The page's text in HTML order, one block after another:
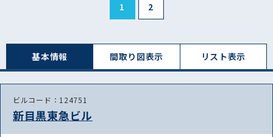
1 2
基本情報 間取り図表⽰ リスト表⽰
ビルコード：124751
新目黒東急ビル